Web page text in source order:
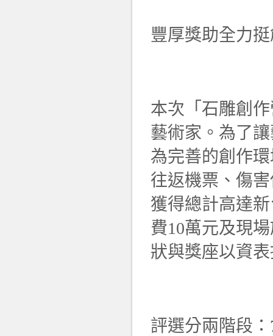
豐厚獎助全力
本次「石雕創
藝術家。為了
為完善的創作
往返機票、傷
獲得總計高達
費10萬元及現
狀與獎座以資
評選分兩階段